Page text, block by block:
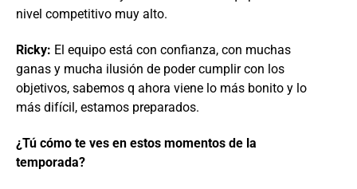
nivel competitivo muy alto.
Ricky: El equipo está con confianza, con muchas
ganas y mucha ilusión de poder cumplir con los
objetivos, sabemos q ahora viene lo más bonito y lo
más difícil, estamos preparados.
¿Tú cómo te ves en estos momentos de la
temporada?